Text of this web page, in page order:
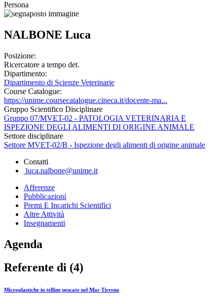
Persona
NALBONE Luca
Posizione:
Ricercatore a tempo det.
Dipartimento:
Dipartimento di Scienze Veterinarie
Course Catalogue:
https://unime.coursecatalogue.cineca.it/docente-ma...
Gruppo Scientifico Disciplinare
Gruppo 07/MVET-02 - PATOLOGIA VETERINARIA E
ISPEZIONE DEGLI ALIMENTI DI ORIGINE ANIMALE
Settore disciplinare
Settore MVET-02/B - Ispezione degli alimenti di origine animale
Contatti
luca.nalbone@unime.it
Afferenze
Pubblicazioni
Premi E Incarichi Scientifici
Altre Attività
Insegnamenti
Agenda
Referente di (4)
Microplastiche in telline pescate nel Mar Tirreno